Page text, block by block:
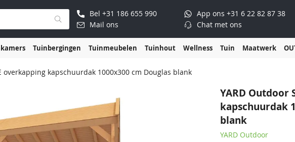
Bel +31 186 655 990 App ons +31 6 22 82 87 38
Mail ons
Chat met ons
Tuinbergingen Tuinmeubelen Tuinhout Wellness Tuin Maatwerk
overkapping kapschuurdak 1000x300 cm Douglas blank
YARD Outdoor
kapschuurdak
blank
YARD Outdoor